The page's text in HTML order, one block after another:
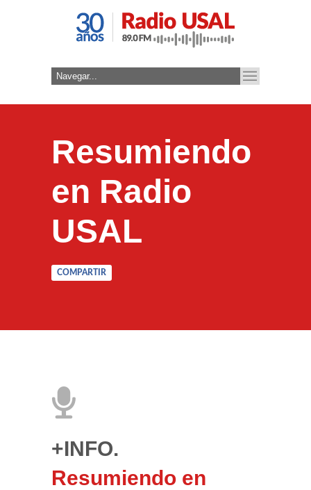
Resumiendo
en Radio
USAL
COMPARTIR
+INFO.
Resumiendo en